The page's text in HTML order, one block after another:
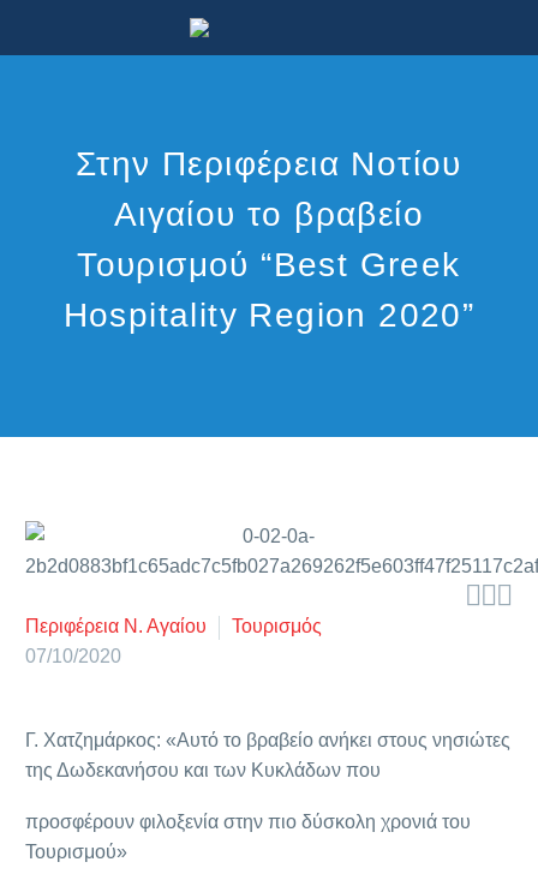
Στην Περιφέρεια Νοτίου
Αιγαίου το βραβείο
Τουρισμού “Best Greek
Hospitality Region 2020”

Περιφέρεια Ν. Αγαίου
Τουρισμός
07/10/2020
Γ. Χατζημάρκος: «Αυτό το βραβείο ανήκει στους νησιώτες
της Δωδεκανήσου και των Κυκλάδων που
προσφέρουν φιλοξενία στην πιο δύσκολη χρονιά του
Τουρισμού»